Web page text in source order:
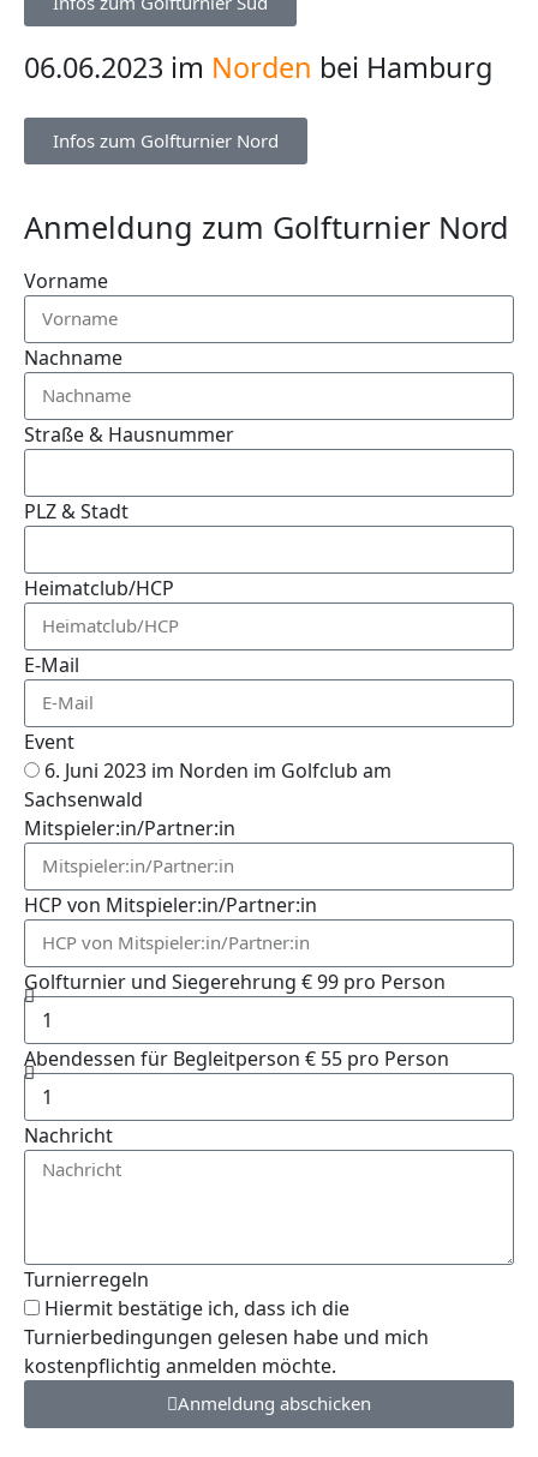
06.06.2023 im Norden bei Hamburg
Infos zum Golfturnier Nord
Anmeldung zum Golfturnier Nord
Vorname
Nachname
Straße & Hausnummer
PLZ & Stadt
Heimatclub/HCP
E-Mail
Event
6. Juni 2023 im Norden im Golfclub am
Sachsenwald
Mitspieler:in/Partner:in
HCP von Mitspieler:in/Partner:in
Golfturnier und Siegerehrung € 99 pro Person
Abendessen für Begleitperson € 55 pro Person
Nachricht
Turnierregeln
Hiermit bestätige ich, dass ich die
Turnierbedingungen gelesen habe und mich
kostenpflichtig anmelden möchte.
Anmeldung abschicken